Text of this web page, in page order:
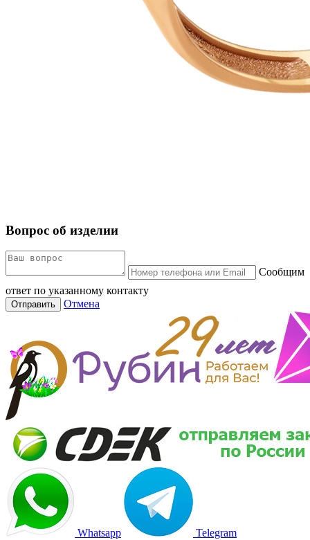
Вопрос об изделии
Сообщим
ответ по указанному контакту
Отправить Отмена
Whatsapp
Telegram